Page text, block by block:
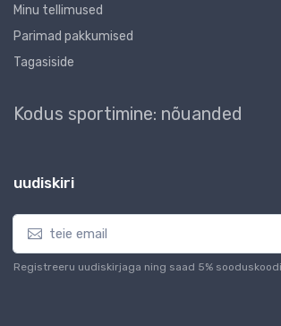
Minu tellimused
Parimad pakkumised
Tagasiside
Kodus sportimine: nõuanded
uudiskiri
Registreeru uudiskirjaga ning saad 5% sooduskoodi